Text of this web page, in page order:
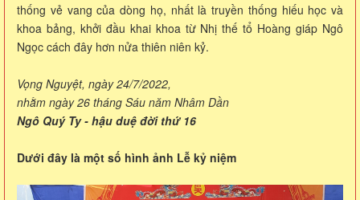
thống vẻ vang của dòng họ, nhất là truyền thống hiếu học và
khoa bảng, khởi đầu khai khoa từ Nhị thế tổ Hoàng giáp Ngô
Ngọc cách đây hơn nửa thiên niên kỷ.
Vọng Nguyệt, ngày 24/7/2022,
nhằm ngày 26 tháng Sáu năm Nhâm Dần
Ngô Quý Ty - hậu duệ đời thứ 16
Dưới đây là một số hình ảnh Lễ kỷ niệm